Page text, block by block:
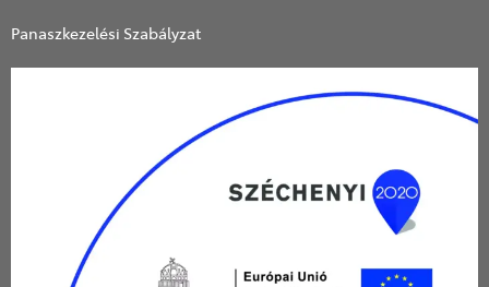
Panaszkezelési Szabályzat